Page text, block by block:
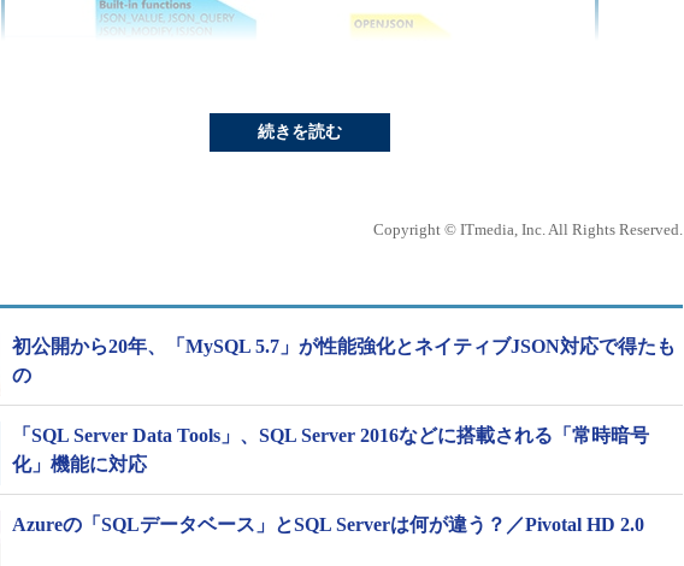
で何ができるようになるのか
Database上で、JSONを使用するサービスと簡単に統合できるようになる。例
ンなWebサービス、モバイル対応、HTML5／JavaScriptシングルページアプリ
に加え、JSONフォーマットデータを含む「Azure DocumentDB」などの
アでデータの作成／交換を行うワークロードや、各種のシステムやサービス
れたログやメッセージを分析するといったシーンに適用できる。
続きを読む
Copyright © ITmedia, Inc. All Rights Reserved.
初公開から20年、「MySQL 5.7」が性能強化とネイティブJSON対応で得たも
の
「SQL Server Data Tools」、SQL Server 2016などに搭載される「常時暗号
化」機能に対応
Azureの「SQLデータベース」とSQL Serverは何が違う？／Pivotal HD 2.0